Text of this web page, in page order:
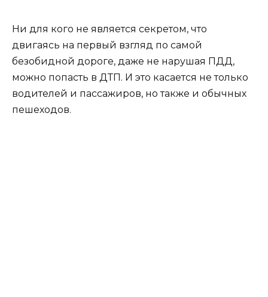
Ни для кого не является секретом, что
двигаясь на первый взгляд по самой
безобидной дороге, даже не нарушая ПДД,
можно попасть в ДТП. И это касается не только
водителей и пассажиров, но также и обычных
пешеходов.